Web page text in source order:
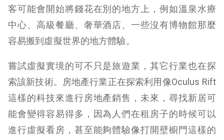
客可能會開始將錢花在別的地方上，例如溫泉水療
中心、高級餐廳、奢華酒店、一些沒有博物館那麼
容易搬到虛擬世界的地方體驗。
嘗試虛擬實境的可不只是旅遊業，其它行業也在探
索該新技術。房地產行業正在探索利用像Oculus Rift
這樣的科技來進行房地產銷售，未來，尋找新居可
能會變得容易得多，因為人們在租房子的時候可以
進行虛擬看房，甚至能夠體驗像打開壁櫥門這樣的